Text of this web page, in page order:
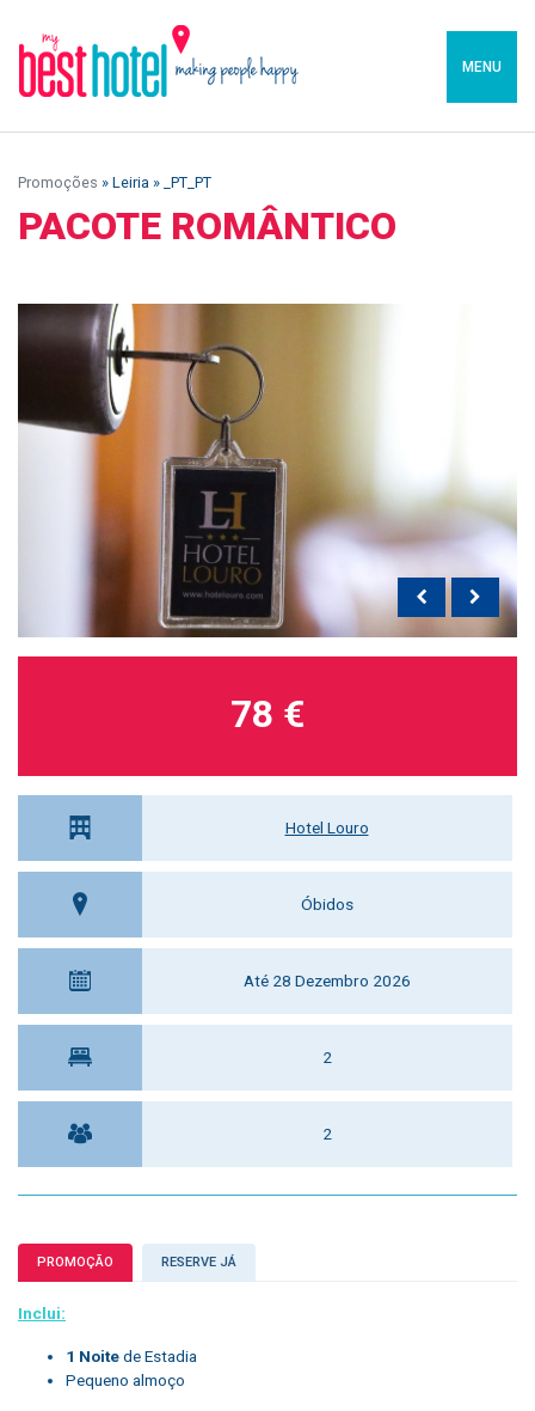
MENU
Promoções » Leiria » _PT_PT
PACOTE ROMÂNTICO
Hotel Louro
Óbidos
Até 28 Dezembro 2026
2
2
78 €
PROMOÇÃO RESERVE JÁ
Inclui:
1 Noitede Estadia
Pequeno almoço